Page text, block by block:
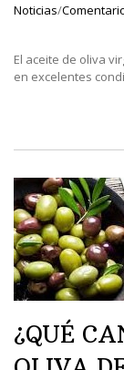
Noticias/
El aceite de oliva
en excelentes
¿QUÉ